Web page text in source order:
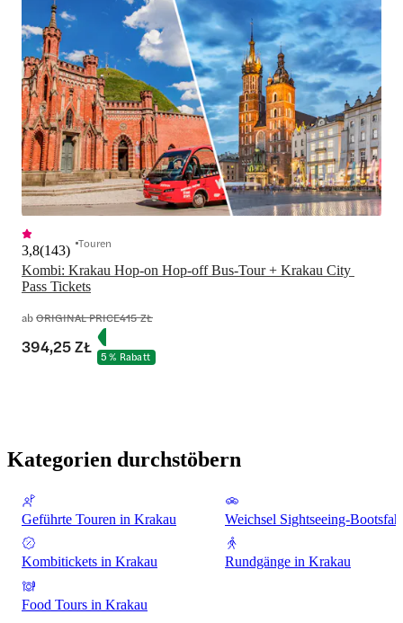
Kombi: Krakau Hop-on Hop-off Bus-Tour + Krakau City
Pass Tickets
3,8(143) Touren
abORIGINAL PRICE415 ZŁ
394,25 ZŁ 5 % Rabatt
Kategorien durchstöbern
Geführte Touren in Krakau Weichsel Sightseeing-
Kombitickets in Krakau Rundgänge in Krakau
Food Tours in Krakau